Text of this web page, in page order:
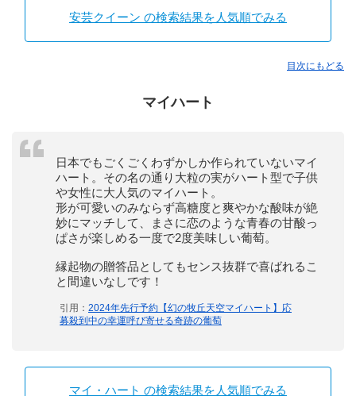
安芸クイーン の検索結果を人気順でみる
目次にもどる
マイハート
日本でもごくごくわずかしか作られていないマイ
ハート。その名の通り大粒の実がハート型で子供
や女性に大人気のマイハート。
形が可愛いのみならず高糖度と爽やかな酸味が絶
妙にマッチして、まさに恋のような青春の甘酸っ
ぱさが楽しめる一度で2度美味しい葡萄。
縁起物の贈答品としてもセンス抜群で喜ばれるこ
と間違いなしです！
引用： 2024年先行予約【幻の牧丘天空マイハート】応
募殺到中の幸運呼び寄せる奇跡の葡萄
マイ・ハート の検索結果を人気順でみる